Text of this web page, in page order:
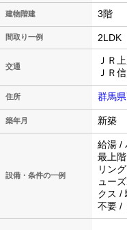
建物階建 3階
間取り一例 2LDK
交通
ＪＲ
ＪＲ
住所 群馬
築年月 新築
設備・条件の一例
給湯 /
最上
リン
ュー
クス /
不要 /